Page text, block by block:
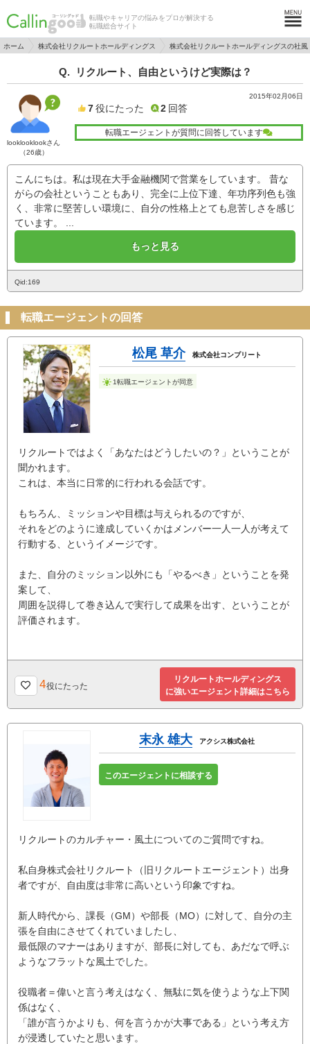
転職やキャリアの悩みをプロが解決する
転職総合サイト
ホーム 株式会社リクルートホールディングス 株式会社リクルートホールディングスの社風
リクルート、自由というけど実際は？
looklooklookさん
（26歳）
2015年02月06日
7 役にたった 2 回答
転職エージェントが質問に回答しています
こんにちは。私は現在大手金融機関で営業をしています。 昔な
がらの会社ということもあり、完全に上位下達、年功序列色も強
く、非常に堅苦しい環境に、自分の性格上とても息苦しさを感じ
ています。 ...
もっと見る
Qid:169
転職エージェントの回答
松尾 草介 株式会社コンプリート
1転職エージェントが同意
リクルートではよく「あなたはどうしたいの？」ということが
聞かれます。
これは、本当に日常的に行われる会話です。
もちろん、ミッションや目標は与えられるのですが、
それをどのように達成していくかはメンバー一人一人が考えて
行動する、というイメージです。
また、自分のミッション以外にも「やるべき」ということを発
案して、
周囲を説得して巻き込んで実行して成果を出す、ということが
評価されます。
4役にたった
リクルートホールディングス
に強いエージェント詳細はこちら
末永 雄大 アクシス株式会社
このエージェントに相談する
リクルートのカルチャー・風土についてのご質問ですね。
私自身株式会社リクルート（旧リクルートエージェント）出身
者ですが、自由度は非常に高いという印象ですね。
新人時代から、課長（GM）や部長（MO）に対して、自分の主
張を自由にさせてくれていましたし、
最低限のマナーはありますが、部長に対しても、あだなで呼ぶ
ようなフラットな風土でした。
役職者＝偉いと言う考えはなく、無駄に気を使うような上下関
係はなく、
「誰が言うかよりも、何を言うかが大事である」という考え方
が浸透していたと思います。